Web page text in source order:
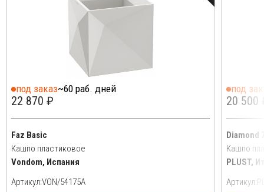
под заказ~60 раб. дней
22 870 ₽
Faz Basic
Кашпо пластиковое
Vondom, Испания
Артикул:
под
20 500
Diamond
Кашпо
PLUST,
Артикул: